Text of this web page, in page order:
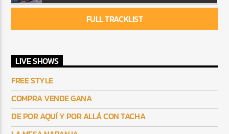
FULL TRACKLIST
LIVE SHOWS
FREE STYLE
COMPRA VENDE GANA
DE POR AQUÍ Y POR ALLÁ CON TACHA